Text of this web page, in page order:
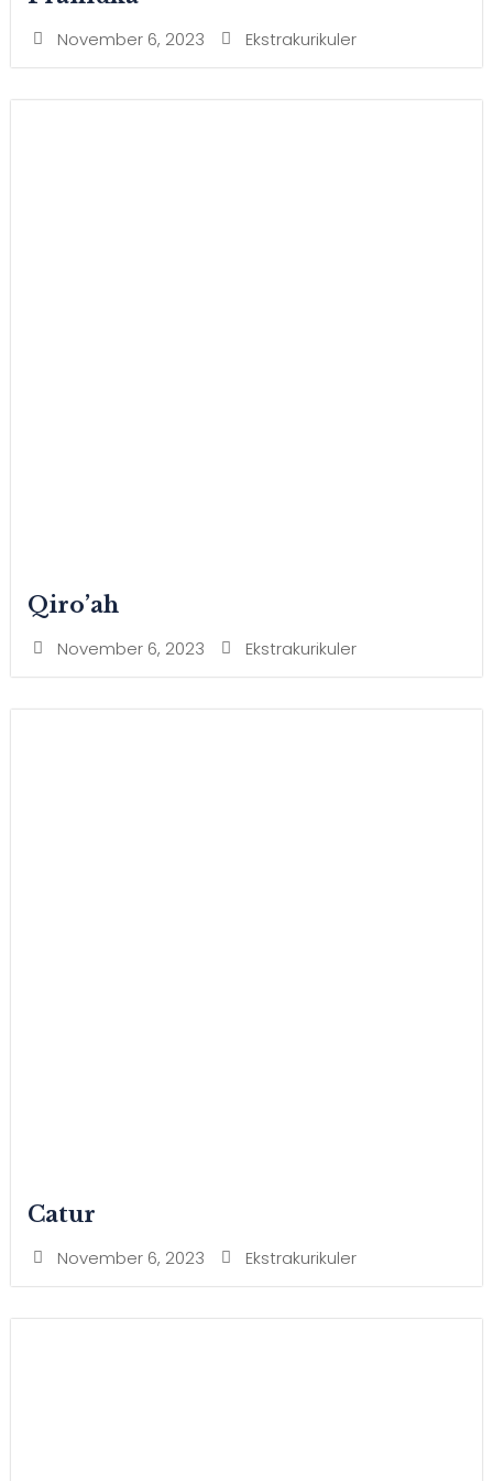
November 6, 2023 Ekstrakurikuler
Qiro’ah
November 6, 2023 Ekstrakurikuler
Catur
November 6, 2023 Ekstrakurikuler